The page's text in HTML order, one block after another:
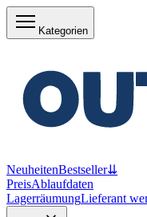
Kategorien
NeuheitenBestseller⇊
PreisAblaufdaten
LagerräumungLieferant